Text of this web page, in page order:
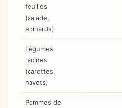
feuilles
(salade,
épinards)
Légumes
racines
(carottes,
navets)
Pommes de